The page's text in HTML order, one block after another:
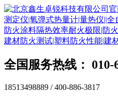
全国服务热线： 010-
18513498889 / 400-886-3817